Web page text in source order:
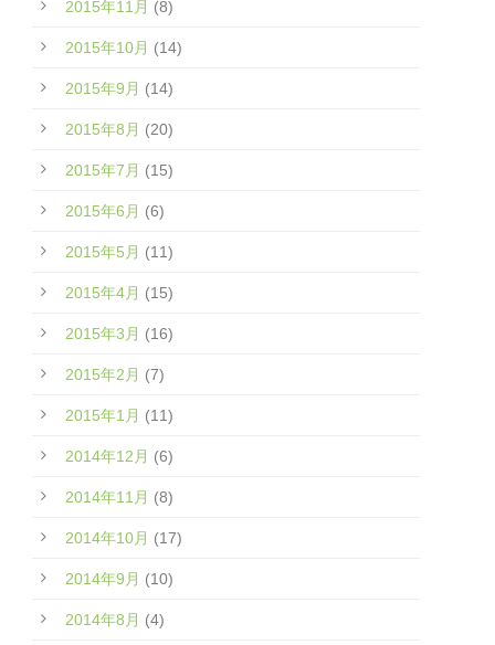
2015年11月 (8)
2015年10月 (14)
2015年9月 (14)
2015年8月 (20)
2015年7月 (15)
2015年6月 (6)
2015年5月 (11)
2015年4月 (15)
2015年3月 (16)
2015年2月 (7)
2015年1月 (11)
2014年12月 (6)
2014年11月 (8)
2014年10月 (17)
2014年9月 (10)
2014年8月 (4)